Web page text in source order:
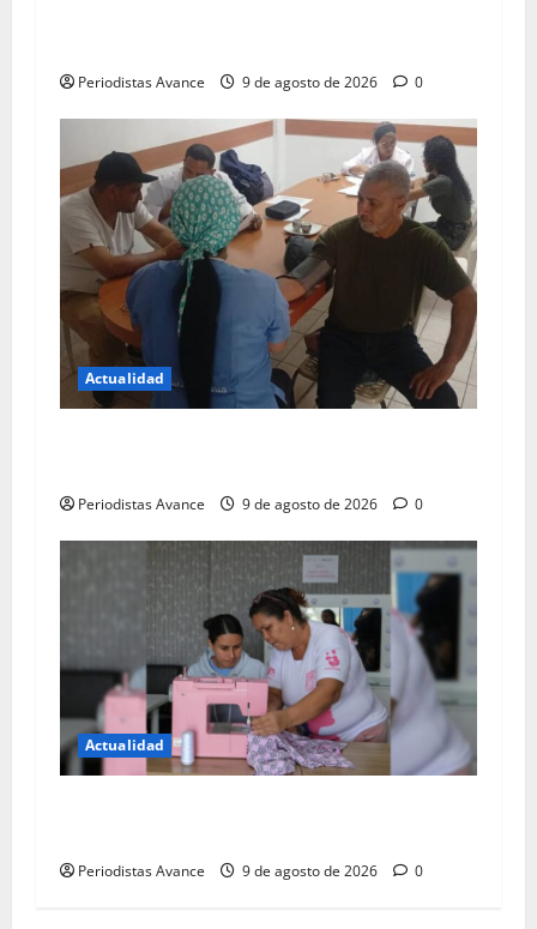
Periodistas Avance 9 de agosto de 2026 0
Actualidad
Periodistas Avance 9 de agosto de 2026 0
Actualidad
Periodistas Avance 9 de agosto de 2026 0